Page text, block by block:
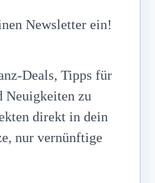
Newsletter ein!
Deals, Tipps für
Neuigkeiten zu
direkt in dein
nur vernünftige